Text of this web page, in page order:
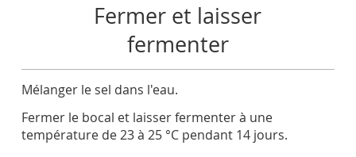
Fermer et laisser
fermenter
Mélanger le sel dans l'eau.
Fermer le bocal et laisser fermenter à une
température de 23 à 25 °C pendant 14 jours.